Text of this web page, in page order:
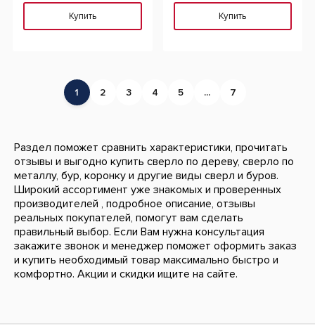
Купить Купить
1 2 3 4 5 ... 7
Раздел поможет сравнить характеристики, прочитать
отзывы и выгодно купить сверло по дереву, сверло по
металлу, бур, коронку и другие виды сверл и буров.
Широкий ассортимент уже знакомых и проверенных
производителей , подробное описание, отзывы
реальных покупателей, помогут вам сделать
правильный выбор. Если Вам нужна консультация
закажите звонок и менеджер поможет оформить заказ
и купить необходимый товар максимально быстро и
комфортно. Акции и скидки ищите на сайте.